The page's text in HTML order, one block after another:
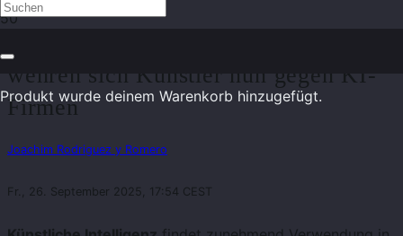
Produkt wurde deinem Warenkorb hinzugefügt.
wehren sich Künstler nun gegen KI-
Firmen
Joachim Rodriguez y Romero
Fr., 26. September 2025, 17:54 CEST